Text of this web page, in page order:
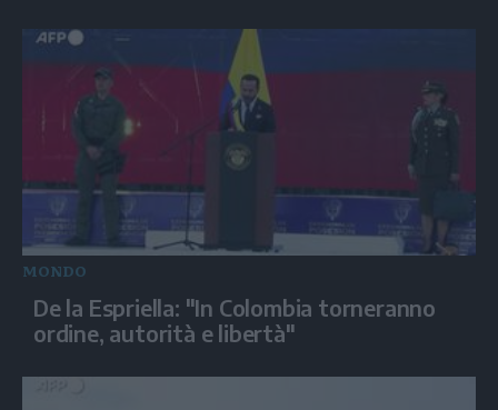
MONDO
De la Espriella: "In Colombia torneranno
ordine, autorità e libertà"